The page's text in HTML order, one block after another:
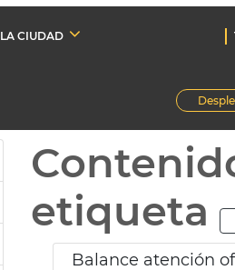
LA CIUDAD
etiqueta
Balance atención